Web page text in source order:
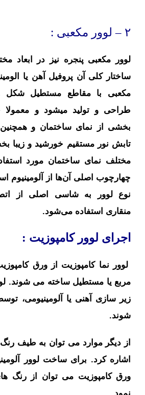
۲ – لوور مکعبی :
لوور مکعبی پنجره نیز در ابعاد
ساختار کلی آن پروفيل آهن یا
مکعبی با مقاطع مستطیل شکل و
طراحی و تولید میشود و
بخشی از نمای ساختمان و
تابش نور مستقیم خورشید و
مختلف نمای ساختمان مورد
چهارچوب اصلی آن‌ها از آلومینیوم
نوع لوور به شاسی اصلی از
منقاری استفاده می‌شود.
اجرای لوور کامپوزیت :
لوور نما کامپوزیت از ورق
مربع یا مستطیل ساخته می شوند.
زیر سازی آهنی یا آلومینیومی،
شوند.
از دیگر موارد می توان به طیف
اشاره کرد. برای ساخت لوور
ورق کامپوزیت می توان از رنگ